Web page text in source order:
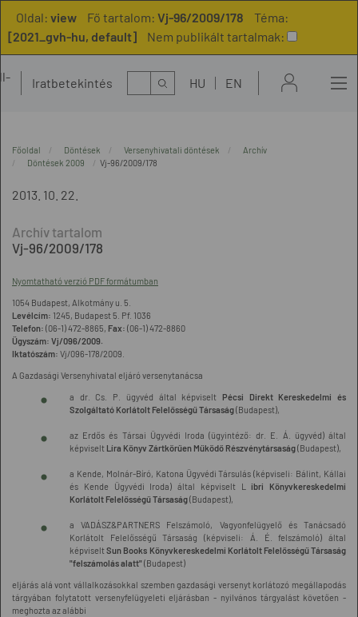
Oldal: view Fő tartalom: Vj-96/2009/178
Téma:
[2021_gvh-hu, default]
Nem publikált tartalmak:
Iratbetekintés Kereső HU EN
Főoldal Döntések Versenyhivatali döntések
Archív
Döntések 2009
Vj-96/2009/178
2013. 10. 22.
Vj-96/2009/178
Nyomtatható verzió PDF formátumban
1054 Budapest, Alkotmány u. 5.
Levélcím: 1245, Budapest 5. Pf. 1036
Telefon: (06-1) 472-8865, Fax: (06-1) 472-8860
Ügyszám: Vj/096/2009.
Iktatószám: Vj/096-178/2009.
A Gazdasági Versenyhivatal eljáró versenytanácsa
a dr. Cs. P. ügyvéd által képviselt Pécsi Direkt Kereskedelmi és
Szolgáltató Korlátolt Felelősségű Társaság(Budapest),
az Erdős és Társai Ügyvédi Iroda (ügyintéző: dr. E. Á. ügyvéd) által
képviselt Líra Könyv Zártkörűen Működő Részvénytársaság(Budapest),
a Kende, Molnár-Bíró, Katona Ügyvédi Társulás (képviseli: Bálint, Kállai
és Kende Ügyvédi Iroda) által képviselt Libri Könyvkereskedelmi
Korlátolt Felelősségű Társaság(Budapest),
a VADÁSZ&PARTNERS Felszámoló, Vagyonfelügyelő és Tanácsadó
Korlátolt Felelősségű Társaság (képviseli: Á. É. felszámoló) által
képviseltSun Books Könyvkereskedelmi Korlátolt Felelősségű Társaság
"felszámolás alatt"(Budapest)
eljárás alá vont vállalkozásokkal szemben gazdasági versenyt korlátozó megállapodás
tárgyában folytatott versenyfelügyeleti eljárásban - nyilvános tárgyalást követően -
meghozta az alábbi